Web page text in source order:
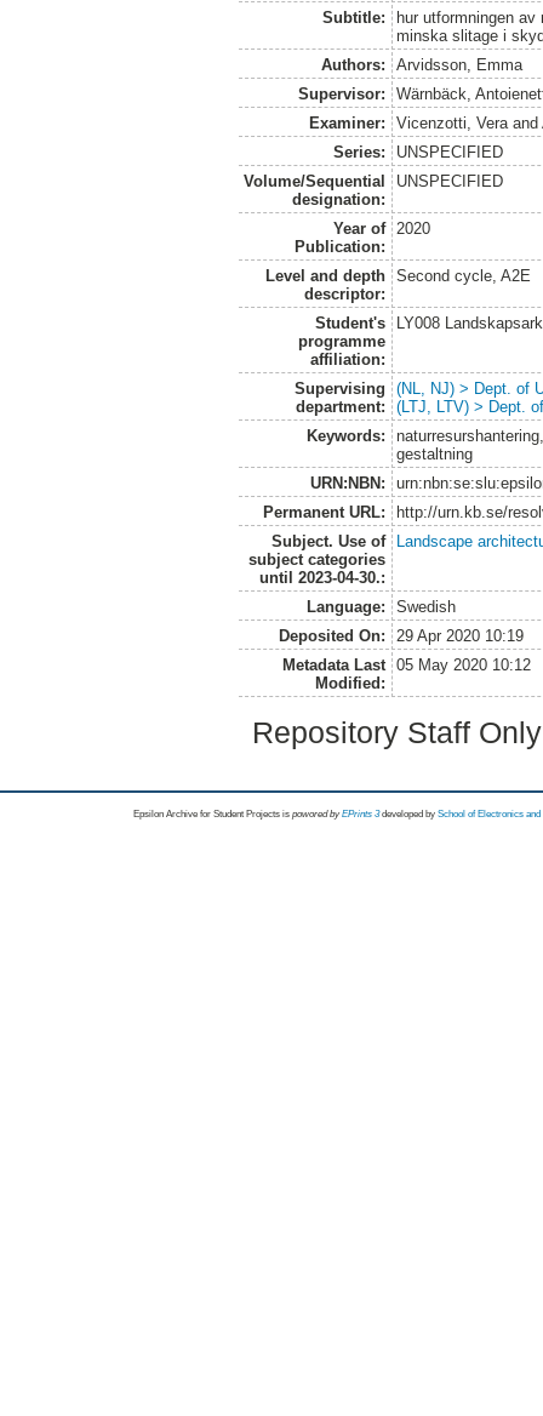
Subtitle:
hur utformningen
minska slitage i
Authors:
Arvidsson, Emma
Supervisor:
Wärnbäck,
Examiner:
Vicenzotti, Veraand
Series:
UNSPECIFIED
Volume/Sequential
designation:
UNSPECIFIED
Year of
Publication:
2020
Level and depth
descriptor:
Second cycle, A2E
Student's
programme
affiliation:
LY008
Supervising
department:
(NL, NJ) > Dept. of
(LTJ, LTV) > Dept.
Keywords:
gestaltning
URN:NBN:
Permanent URL:
http://urn.kb.se/
Subject. Use of
subject categories
until 2023-04-30.:
Landscape
Language:
Swedish
Deposited On:
29 Apr 2020 10:19
Metadata Last
Modified:
05 May 2020 10:12
Repository Staff
Epsilon Archive for Student Projects is powored byEPrints 3 developed by School of Electronics